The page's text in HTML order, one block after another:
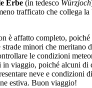
Erbe (in tedesco Würzjoch
trafficato che collega
è affatto completo,
minori che meritano
le condizioni
viaggio, poiché alcuni di
neve e condizioni
estiva. Buon viaggio!